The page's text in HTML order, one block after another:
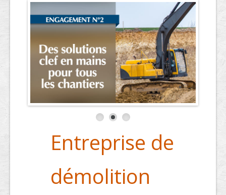
Contact et devis
Entreprise de
démolition